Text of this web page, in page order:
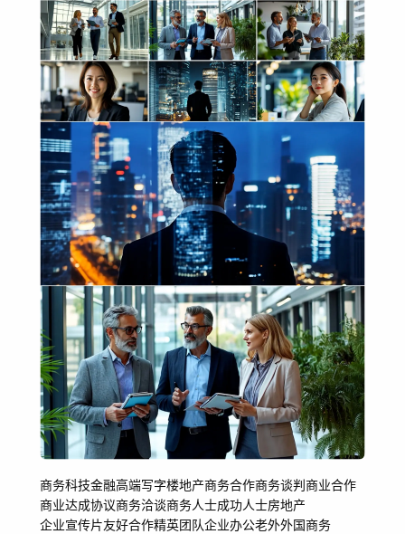
商务科技金融高端写字楼地产商务合作商务谈判商业合作
商业达成协议商务洽谈商务人士成功人士房地产
企业宣传片友好合作精英团队企业办公老外外国商务